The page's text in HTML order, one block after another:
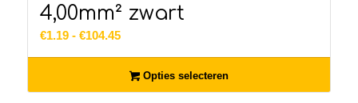
4,00mm² zwart
€1.19 - €104.45Prijsklasse:
tot
€104.45
Opties selecteren